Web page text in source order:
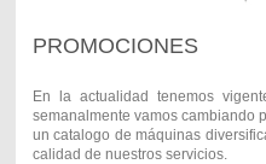
PROMOCIONES
En la actualidad tenemos
semanalmente vamos cambiando
un catalogo de máquinas
calidad de nuestros servicios.